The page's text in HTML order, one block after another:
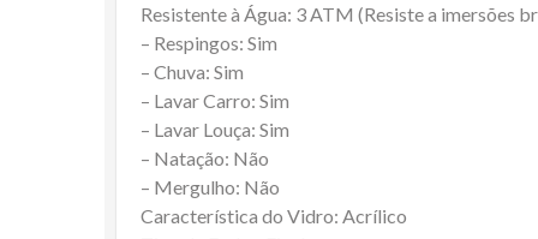
Resistente à Água: 3 ATM (Resiste a imersões
– Respingos: Sim
– Chuva: Sim
– Lavar Carro: Sim
– Lavar Louça: Sim
– Natação: Não
– Mergulho: Não
Característica do Vidro: Acrílico